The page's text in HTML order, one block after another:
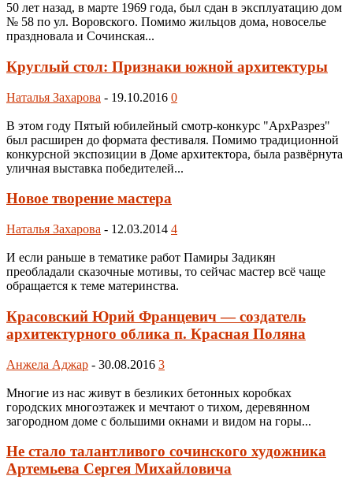
50 лет назад, в марте 1969 года, был сдан в эксплуатацию дом
№ 58 по ул. Воровского. Помимо жильцов дома, новоселье
праздновала и Сочинская...
Круглый стол: Признаки южной архитектуры
Наталья Захарова - 19.10.2016 0
В этом году Пятый юбилейный смотр-конкурс "АрхРазрез"
был расширен до формата фестиваля. Помимо традиционной
конкурсной экспозиции в Доме архитектора, была развёрнута
уличная выставка победителей...
Новое творение мастера
Наталья Захарова - 12.03.2014 4
И если раньше в тематике работ Памиры Задикян
преобладали сказочные мотивы, то сейчас мастер всё чаще
обращается к теме материнства.
Красовский Юрий Францевич — создатель
архитектурного облика п. Красная Поляна
Анжела Аджар - 30.08.2016 3
Многие из нас живут в безликих бетонных коробках
городских многоэтажек и мечтают о тихом, деревянном
загородном доме с большими окнами и видом на горы...
Не стало талантливого сочинского художника
Артемьева Сергея Михайловича